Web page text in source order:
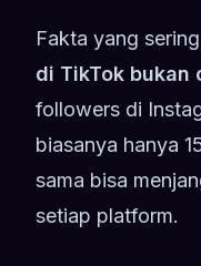
Fakta yang
di TikTok bukan
followers di
biasanya hanya
sama bisa
setiap platform.